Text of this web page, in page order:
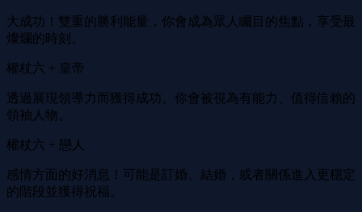
大成功！雙重的勝利能量，你會成為眾人矚目的焦點，享受最
燦爛的時刻。
權杖六 + 皇帝
透過展現領導力而獲得成功。你會被視為有能力、值得信賴的
領袖人物。
權杖六 + 戀人
感情方面的好消息！可能是訂婚、結婚，或者關係進入更穩定
的階段並獲得祝福。